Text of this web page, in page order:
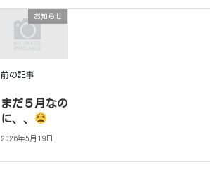
お知らせ
前の記事
まだ５月なの
に、、
2026年5月19日